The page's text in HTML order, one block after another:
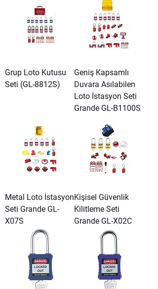
Grup Loto Kutusu
Seti (GL-8812S)
Geniş Kapsamlı
Duvara Asılabilen
Loto İstasyon Seti
Grande GL-B1100S
Metal Loto İstasyon
Seti Grande GL-
X07S
Kişisel Güvenlik
Kilitleme Seti
Grande GL-X02C